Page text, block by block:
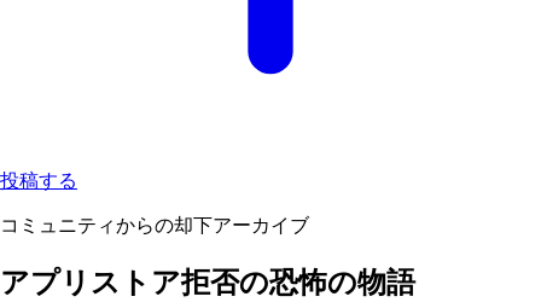
投稿する
コミュニティからの却下アーカイブ
アプリストア拒否の恐怖の物語